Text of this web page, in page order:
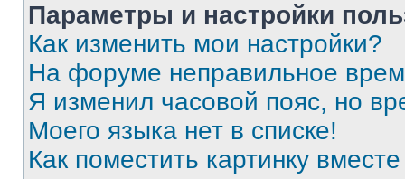
Параметры и настройки
Как изменить мои настройки?
На форуме неправильное
Я изменил часовой пояс, но
Моего языка нет в списке!
Как поместить картинку